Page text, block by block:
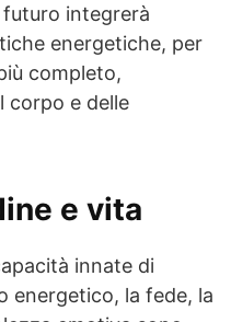
futuro integrerà
energetiche, per
completo,
corpo e delle
e vita
innate di
energetico, la fede, la